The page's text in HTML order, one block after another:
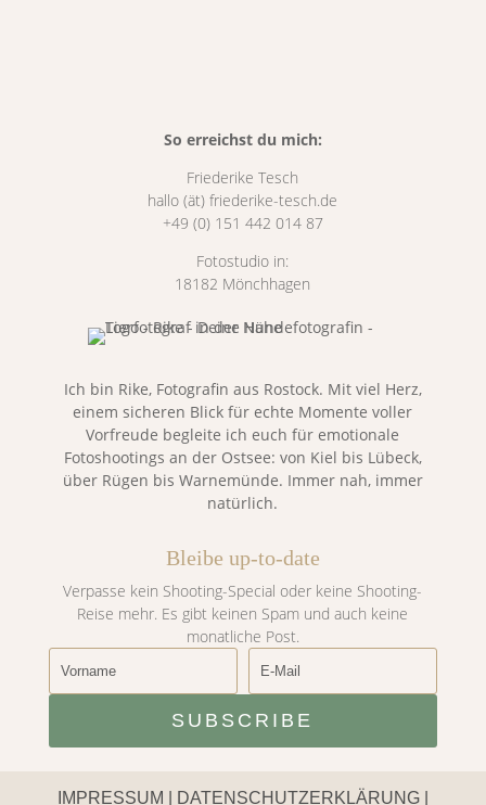
So erreichst du mich:
Friederike Tesch
hallo (ät) friederike-tesch.de
+49 (0) 151 442 014 87
Fotostudio in:
18182 Mönchhagen
Ich bin Rike, Fotografin aus Rostock. Mit viel Herz,
einem sicheren Blick für echte Momente voller
Vorfreude begleite ich euch für emotionale
Fotoshootings an der Ostsee: von Kiel bis Lübeck,
über Rügen bis Warnemünde. Immer nah, immer
natürlich.
Bleibe up-to-date
Verpasse kein Shooting-Special oder keine Shooting-
Reise mehr. Es gibt keinen Spam und auch keine
monatliche Post.
SUBSCRIBE
IMPRESSUM DATENSCHUTZERKLÄRUNG|